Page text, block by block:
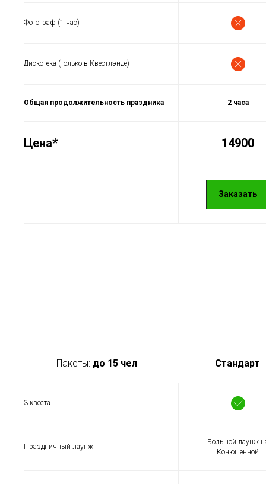
Фотограф (1 час)
Дискотека (только в Квестлэнде)
Общая продолжительность праздника 2 часа
Цена* 14900
Заказать
Пакеты: до 15 чел Стандарт
3 квеста
Праздничный лаунж
Большой лаунж
Конюшенной